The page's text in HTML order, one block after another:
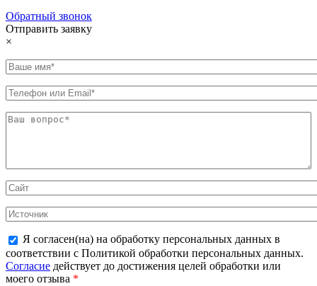
Обратный звонок
Отправить заявку
×
Я согласен(на) на обработку персональных данных в
соответствии с Политикой обработки персональных данных.
Согласие действует до достижения целей обработки или
моего отзыва *